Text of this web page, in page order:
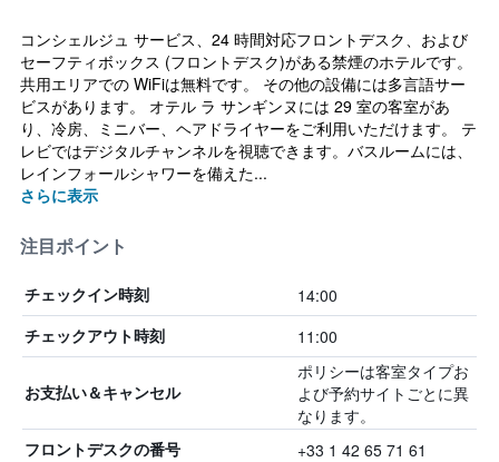
コンシェルジュ サービス、24 時間対応フロントデスク、および
セーフティボックス (フロントデスク)がある禁煙のホテルです。
共用エリアでの WiFiは無料です。 その他の設備には多言語サー
ビスがあります。 オテル ラ サンギンヌには 29 室の客室があ
り、冷房、ミニバー、ヘアドライヤーをご利用いただけます。 テ
レビではデジタルチャンネルを視聴できます。バスルームには、
レインフォールシャワーを備えた...
さらに表示
注目ポイント
チェックイン時刻 14:00
チェックアウト時刻 11:00
お支払い＆キャンセル
ポリシーは客室タイプお
よび予約サイトごとに異
なります。
フロントデスクの番号 +33 1 42 65 71 61